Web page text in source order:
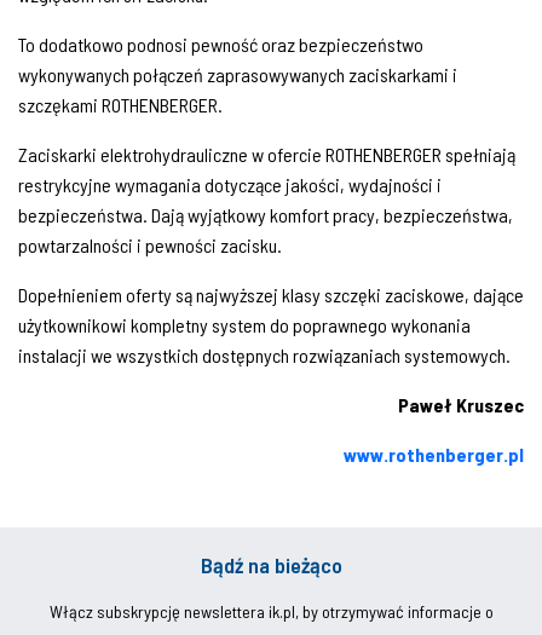
To dodatkowo podnosi pewność oraz bezpieczeństwo
wykonywanych połączeń zaprasowywanych zaciskarkami i
szczękami ROTHENBERGER.
Zaciskarki elektrohydrauliczne w ofercie ROTHENBERGER spełniają
restrykcyjne wymagania dotyczące jakości, wydajności i
bezpieczeństwa. Dają wyjątkowy komfort pracy, bezpieczeństwa,
powtarzalności i pewności zacisku.
Dopełnieniem oferty są najwyższej klasy szczęki zaciskowe, dające
użytkownikowi kompletny system do poprawnego wykonania
instalacji we wszystkich dostępnych rozwiązaniach systemowych.
Paweł Kruszec
www.rothenberger.pl
Bądź na bieżąco
Włącz subskrypcję newslettera ik.pl, by otrzymywać informacje o